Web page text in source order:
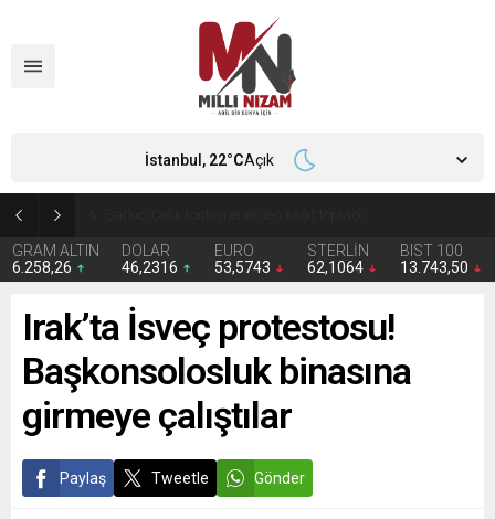
GRAM ALTIN
6.258,26
DOLAR
46,2316
EURO
53,5743
STERLİN
62,1064
BIST 100
13.743,50
İstanbul, 22°CAçık
Irak’ta İsveç protestosu!
Başkonsolosluk binasına
girmeye çalıştılar
Paylaş Tweetle Gönder